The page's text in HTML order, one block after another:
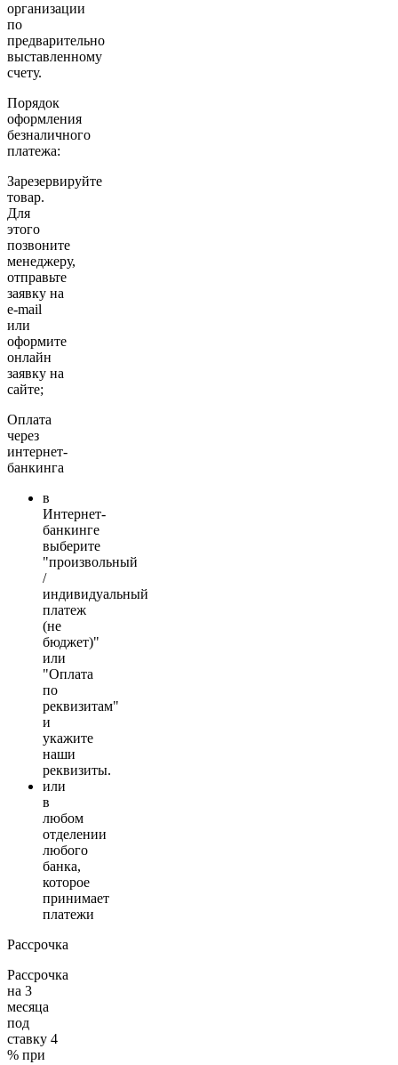
организации
по
предварительно
выставленному
счету.
Порядок
оформления
безналичного
платежа:
Зарезервируйте
товар.
Для
этого
позвоните
менеджеру,
отправьте
заявку на
e-mail
или
оформите
онлайн
заявку на
сайте;
Оплата
через
интернет-
банкинга
в
Интернет-
банкинге
выберите
"произвольный
/
индивидуальный
платеж
(не
бюджет)"
или
"Оплата
по
реквизитам"
и
укажите
наши
реквизиты.
или
в
любом
отделении
любого
банка,
которое
принимает
платежи
Рассрочка
Рассрочка
на 3
месяца
под
ставку 4
% при